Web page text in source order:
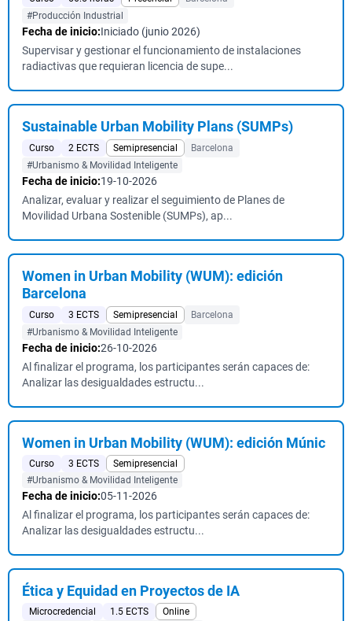
#Producción Industrial
Fecha de inicio:Iniciado (junio 2026)
Supervisar y gestionar el funcionamiento de instalaciones
radiactivas que requieran licencia de supe...
Sustainable Urban Mobility Plans (SUMPs)
Curso 2 ECTS Semipresencial
Barcelona
#Urbanismo & Movilidad Inteligente
Fecha de inicio:19-10-2026
Analizar, evaluar y realizar el seguimiento de Planes de
Movilidad Urbana Sostenible (SUMPs), ap...
Women in Urban Mobility (WUM): edición
Barcelona
Curso 3 ECTS Semipresencial
Barcelona
#Urbanismo & Movilidad Inteligente
Fecha de inicio:26-10-2026
Al finalizar el programa, los participantes serán capaces de:
Analizar las desigualdades estructu...
Women in Urban Mobility (WUM): edición Múnic
Curso 3 ECTS
Semipresencial
#Urbanismo & Movilidad Inteligente
Fecha de inicio:05-11-2026
Al finalizar el programa, los participantes serán capaces de:
Analizar las desigualdades estructu...
Ética y Equidad en Proyectos de IA
Microcredencial 1.5 ECTS
Online